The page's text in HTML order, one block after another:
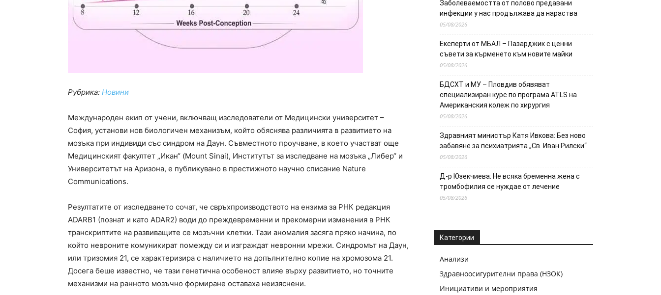
Рубрика: Новини
Международен екип от учени, включващ изследователи от Медицински университет –
София, установи нов биологичен механизъм, който обяснява различията в развитието на
мозъка при индивиди със синдром на Даун. Съвместното проучване, в което участват още
Медицинският факултет „Икан“ (Mount Sinai), Институтът за изследване на мозъка „Либер“ и
Университетът на Аризона, е публикувано в престижното научно списание Nature
Communications.
Резултатите от изследването сочат, че свръхпроизводството на ензима за РНК редакция
ADARB1 (познат и като ADAR2) води до преждевременни и прекомерни изменения в РНК
транскриптите на развиващите се мозъчни клетки. Тази аномалия засяга пряко начина, по
който невроните комуникират помежду си и изграждат невронни мрежи. Синдромът на Даун,
или тризомия 21, се характеризира с наличието на допълнително копие на хромозома 21.
Досега беше известно, че тази генетична особеност влияе върху развитието, но точните
механизми на ранното мозъчно формиране оставаха неизяснени.
Заболеваемостта от полово предавани
инфекции у нас продължава да нараства
05/08/2026
Експерти от МБАЛ – Пазарджик с ценни
съвети за кърменето към новите майки
05/08/2026
БДСХТ и МУ – Пловдив обявяват
специализиран курс по програма ATLS на
Американския колеж по хирургия
05/08/2026
Здравният министър Катя Ивкова: Без ново
забавяне за психиатрията „Св. Иван Рилски“
05/08/2026
Д-р Юзекчиева: Не всяка бременна жена с
тромбофилия се нуждае от лечение
05/08/2026
Категории
Анализи
Здравноосигурителни права (НЗОК)
Инициативи и мероприятия